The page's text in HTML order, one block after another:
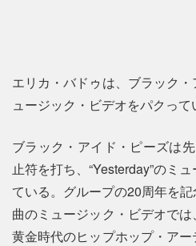
エリカ・バドゥは、ブラック
ュージック・ビデオをパクって
ブラック・アイド・ピーズは
止符を打ち、“Yesterday”のミ
ている。グループの20周年を
曲のミュージック・ビデオで
黄金時代のヒップホップ・ア